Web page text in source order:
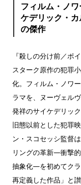
フィルム・ノ
ケデリック・
の傑作
『殺しの分け前／ポ
スターク原作の犯罪
化。フィルム・ノワ
ラマを、ヌーヴェル
発祥のサイケデリッ
旧態以前とした犯罪
ン・スコセッシ監督
リングの革新―衝撃
抽象化―を初めてク
再定義した作品」と